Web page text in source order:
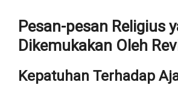
Pesan-pesan Religius
Dikemukakan Oleh
Kepatuhan Terhadap